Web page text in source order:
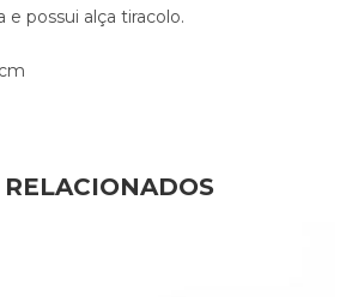
possui alça tiracolo.